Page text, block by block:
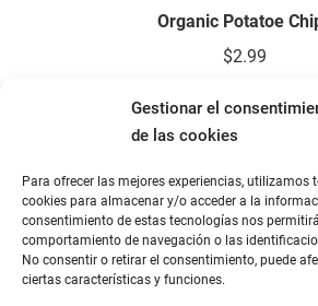
Gestionar el
de las cookies
Para ofrecer las mejores experiencias, utilizamos
cookies para almacenar y/o acceder a la
consentimiento de estas tecnologías nos
comportamiento de navegación o las
No consentir o retirar el consentimiento, puede
ciertas características y funciones.
Organic Potatoe
$2.99